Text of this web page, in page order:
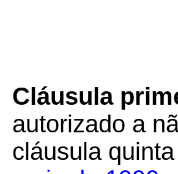
Cláusula
autorizado a
cláusula